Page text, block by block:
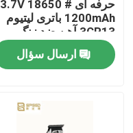
خانه
محصولات
حرفه ای 3.7V 18650 #
1200mAh باتری لیتیوم
3CR13 آهن ضد زنگ
ارسال سؤال